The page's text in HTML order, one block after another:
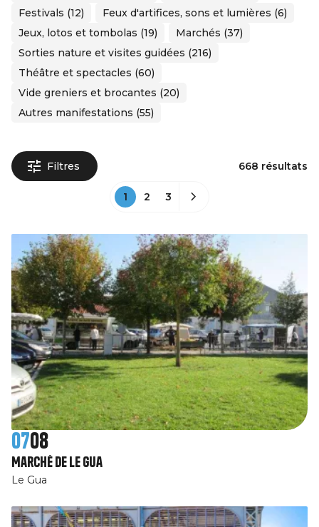
Festivals (12)
Feux d'artifices, sons et lumières (6)
Jeux, lotos et tombolas (19)
Marchés (37)
Sorties nature et visites guidées (216)
Théâtre et spectacles (60)
Vide greniers et brocantes (20)
Autres manifestations (55)
Filtres 668 résultats
1 2 3
0708
Marché de Le Gua
Le Gua